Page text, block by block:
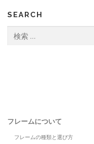
SEARCH
索:
フレームについて
フレームの種類と選び方